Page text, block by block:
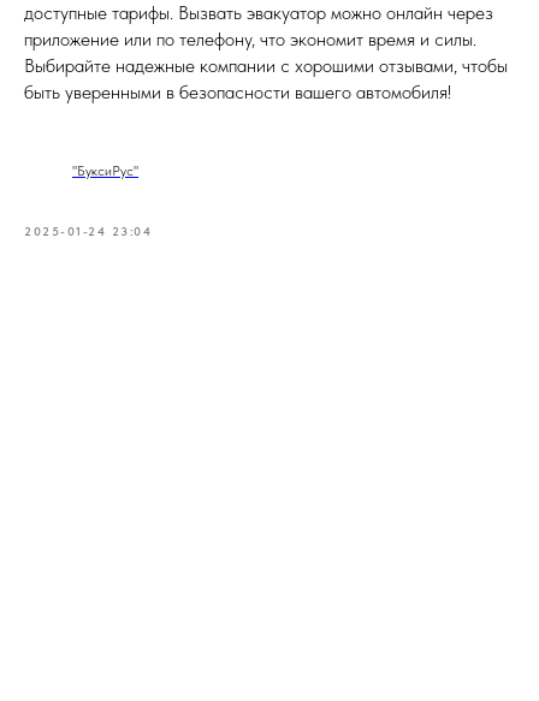
доступные тарифы. Вызвать эвакуатор можно онлайн через
приложение или по телефону, что экономит время и силы.
Выбирайте надежные компании с хорошими отзывами, чтобы
быть уверенными в безопасности вашего автомобиля!
"БуксиРус"
2025-01-24 23:04